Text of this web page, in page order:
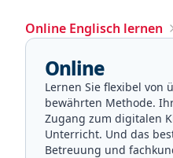
Online Englisch lernen
Online
Lernen Sie flexibel von
bewährten Methode.
Zugang zum digitalen
Unterricht. Und das
Betreuung und